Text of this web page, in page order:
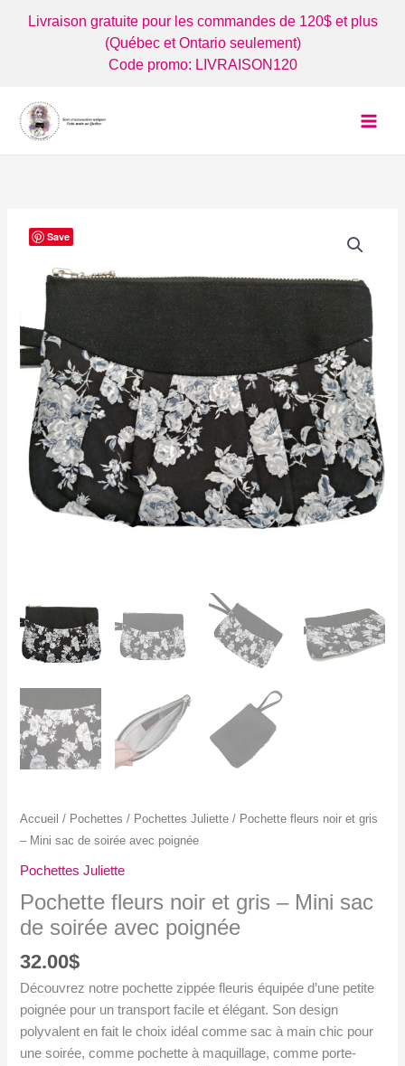
Livraison gratuite pour les commandes de 120$ et plus
(Québec et Ontario seulement)
Code promo: LIVRAISON120
Save
Accueil / Pochettes / Pochettes Juliette / Pochette fleurs noir et gris
– Mini sac de soirée avec poignée
Pochettes Juliette
Pochette fleurs noir et gris – Mini sac
de soirée avec poignée
32.00$
Découvrez notre pochette zippée fleuris équipée d’une petite
poignée pour un transport facile et élégant. Son design
polyvalent en fait le choix idéal comme sac à main chic pour
une soirée, comme pochette à maquillage, comme porte-